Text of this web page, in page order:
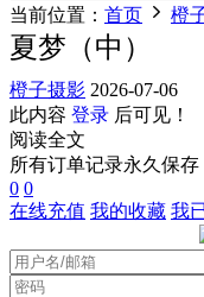
当前位置： 首页 橙
夏梦（中）
橙子摄影 2026-07-06
此内容 登录 后可见！
阅读全文
所有订单记录永久保
0 0
在线充值 我的收藏 我